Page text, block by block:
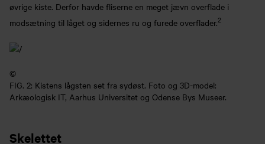
øvrige kiste. Derfor havde fliserne en meget jævn overflade i
modsætning til låget og sidernes ru og furede overflader.2
©
FIG. 2: Kistens lågsten set fra sydøst. Foto og 3D-model:
Arkæologisk IT, Aarhus Universitet og Odense Bys Museer.
Skelettet